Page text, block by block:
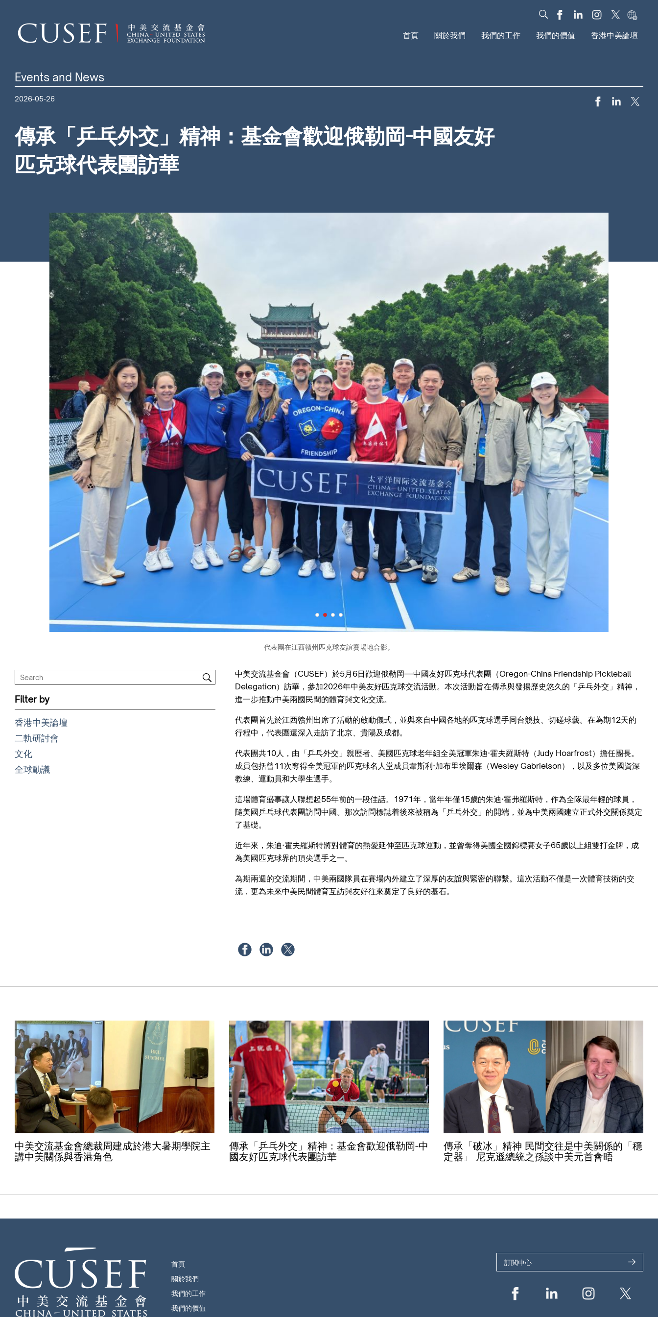
首頁 關於我們 我們的工作
全球動議
我們的價值 香港中美論壇
Events and News
2026-05-26
傳承「乒乓外交」精神：基金會歡迎俄勒岡-中國友好
匹克球代表團訪華
代表團在江西贛州匹克球友誼賽場地合影。
Filter by
香港中美論壇
二軌研討會
文化
全球動議
中美交流基金會（CUSEF）於5月6日歡迎俄勒岡—中國友好匹克球代表團（Oregon-China Friendship Pickleball
Delegation）訪華，參加2026年中美友好匹克球交流活動。本次活動旨在傳承與發揚歷史悠久的「乒乓外交」精神，
進一步推動中美兩國民間的體育與文化交流。
代表團首先於江西贛州出席了活動的啟動儀式，並與來自中國各地的匹克球選手同台競技、切磋球藝。在為期12天的
行程中，代表團還深入走訪了北京、貴陽及成都。
代表團共10人，由「乒乓外交」親歷者、美國匹克球老年組全美冠軍朱迪·霍夫羅斯特（Judy Hoarfrost）擔任團長。
成員包括曾11次奪得全美冠軍的匹克球名人堂成員韋斯利·加布里埃爾森（Wesley Gabrielson），以及多位美國資深
教練、運動員和大學生選手。
這場體育盛事讓人聯想起55年前的一段佳話。1971年，當年年僅15歲的朱迪·霍弗羅斯特，作為全隊最年輕的球員，
隨美國乒乓球代表團訪問中國。那次訪問標誌着後來被稱為「乒乓外交」的開端，並為中美兩國建立正式外交關係奠定
了基礎。
近年來，朱迪·霍夫羅斯特將對體育的熱愛延伸至匹克球運動，並曾奪得美國全國錦標賽女子65歲以上組雙打金牌，成
為美國匹克球界的頂尖選手之一。
為期兩週的交流期間，中美兩國隊員在賽場內外建立了深厚的友誼與緊密的聯繫。這次活動不僅是一次體育技術的交
流，更為未來中美民間體育互訪與友好往來奠定了良好的基石。
中美交流基金會總裁周建成於港大暑期學院主
講中美關係與香港角色
傳承「乒乓外交」精神：基金會歡迎俄勒岡-中
國友好匹克球代表團訪華
傳承「破冰」精神 民間交往是中美關係的「穩
定器」 尼克遜總統之孫談中美元首會晤
首頁
關於我們
我們的工作
我們的價值
訂閲中心